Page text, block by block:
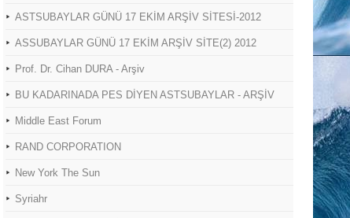
ASTSUBAYLAR GÜNÜ 17 EKİM ARŞİV SİTESİ-2012
ASSUBAYLAR GÜNÜ 17 EKİM ARŞİV SİTE(2) 2012
Prof. Dr. Cihan DURA - Arşiv
BU KADARINADA PES DİYEN ASTSUBAYLAR - ARŞİV
Middle East Forum
RAND CORPORATION
New York The Sun
Syriahr